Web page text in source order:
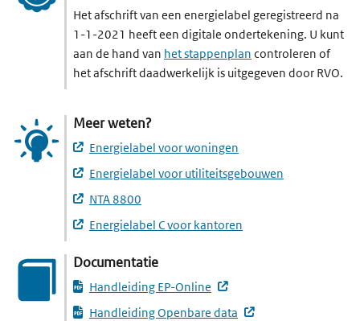
Het afschrift van een energielabel geregistreerd na
1-1-2021 heeft een digitale ondertekening. U kunt
aan de hand van het stappenplan controleren of
het afschrift daadwerkelijk is uitgegeven door RVO.
Meer weten?
Energielabel voor woningen
Energielabel voor utiliteitsgebouwen
NTA 8800
Energielabel C voor kantoren
Documentatie
Handleiding EP-Online
(externe website, opent
Handleiding Openbare data
(externe website,